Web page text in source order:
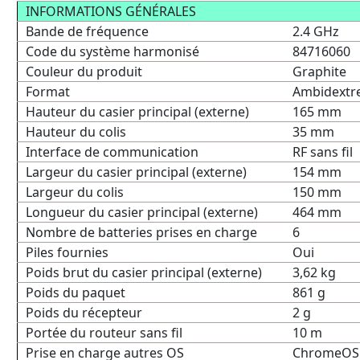
INFORMATIONS GÉNÉRALES
Bande de fréquence
2.4 GHz
Code du système harmonisé
84716060
Couleur du produit
Graphite
Format
Hauteur du casier principal (externe)
165 mm
Hauteur du colis
35 mm
Interface de communication
RF sans fil
Largeur du casier principal (externe)
154 mm
Largeur du colis
150 mm
Longueur du casier principal (externe)
464 mm
Nombre de batteries prises en charge
6
Piles fournies
Oui
Poids brut du casier principal (externe)
3,62 kg
Poids du paquet
861 g
Poids du récepteur
2 g
Portée du routeur sans fil
10 m
Prise en charge autres OS
ChromeOS